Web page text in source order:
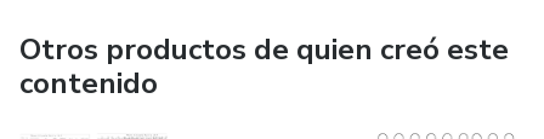
- Flores 3D
Otros productos de quien creó este
contenido